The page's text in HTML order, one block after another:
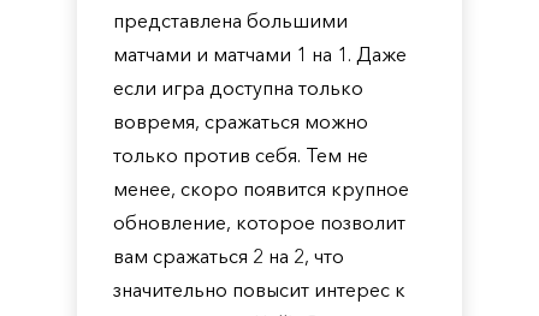
представлена ​​большими
матчами и матчами 1 на 1. Даже
если игра доступна только
вовремя, сражаться можно
только против себя. Тем не
менее, скоро появится крупное
обновление, которое позволит
вам сражаться 2 на 2, что
значительно повысит интерес к